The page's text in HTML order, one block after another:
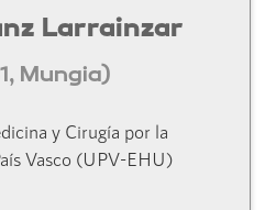
Larrainzar
Mungia)
y Cirugía por la
Vasco (UPV-EHU)